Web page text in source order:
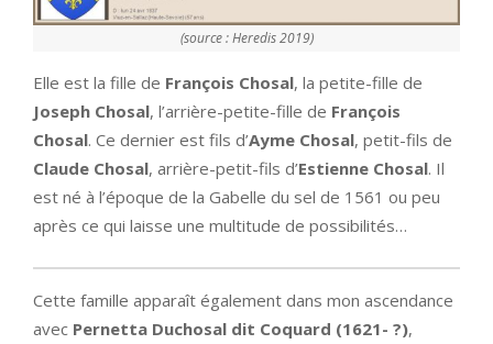
(source : Heredis 2019)
Elle est la fille de François Chosal, la petite-fille de
Joseph Chosal, l’arrière-petite-fille de François
Chosal. Ce dernier est fils d’Ayme Chosal, petit-fils de
Claude Chosal, arrière-petit-fils d’Estienne Chosal. Il
est né à l’époque de la Gabelle du sel de 1561 ou peu
après ce qui laisse une multitude de possibilités…
Cette famille apparaît également dans mon ascendance
avec Pernetta Duchosal dit Coquard (1621- ?),